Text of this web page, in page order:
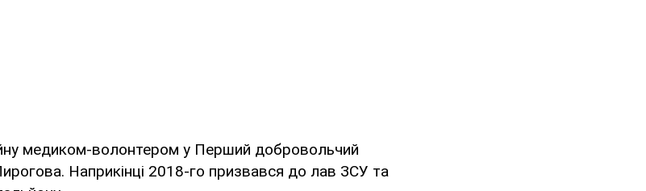
медиком-волонтером у Перший добровольчий
Наприкінці 2018-го призвався до лав ЗСУ та